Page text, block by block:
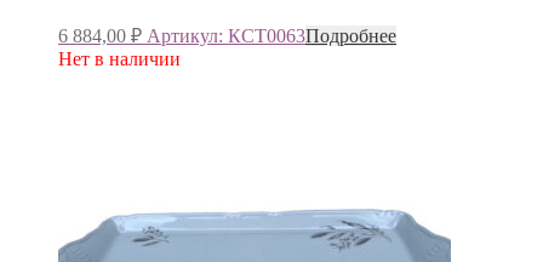
6 884,00 ₽ Артикул: КСТ0063Подробнее
Нет в наличии